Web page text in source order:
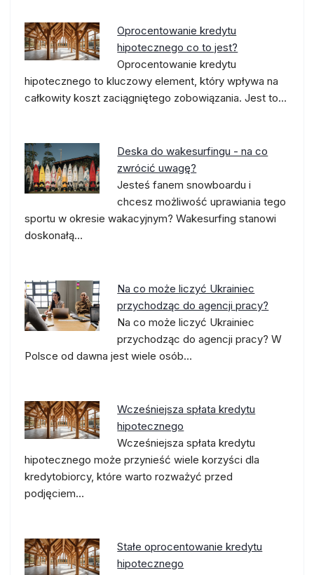
Oprocentowanie kredytu
hipotecznego co to jest?
Oprocentowanie kredytu
hipotecznego to kluczowy element, który wpływa na
całkowity koszt zaciągniętego zobowiązania. Jest to…
Deska do wakesurfingu - na co
zwrócić uwagę?
Jesteś fanem snowboardu i
chcesz możliwość uprawiania tego
sportu w okresie wakacyjnym? Wakesurfing stanowi
doskonałą…
Na co może liczyć Ukrainiec
przychodząc do agencji pracy?
Na co może liczyć Ukrainiec
przychodząc do agencji pracy? W
Polsce od dawna jest wiele osób…
Wcześniejsza spłata kredytu
hipotecznego
Wcześniejsza spłata kredytu
hipotecznego może przynieść wiele korzyści dla
kredytobiorcy, które warto rozważyć przed
podjęciem…
Stałe oprocentowanie kredytu
hipotecznego